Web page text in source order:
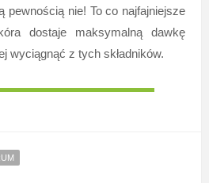
pewnością nie! To co najfajniejsze
dostaje maksymalną dawkę
wyciągnąć z tych składników.